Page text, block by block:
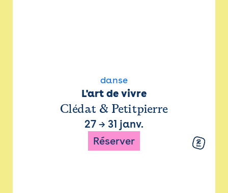
danse
L'art de vivre
Clédat & Petitpierre
27 → 31 janv.
Réserver